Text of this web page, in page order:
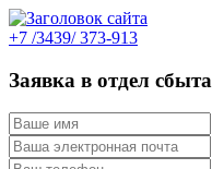
+7 /3439/ 373-913
Заявка в отдел сбыта